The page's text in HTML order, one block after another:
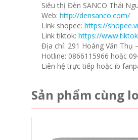
Siêu thị Đèn SANCO Thái
Web: http://densanco.com/
Link shopee: https://
Link tiktok: https://
Địa chỉ: 291 Hoàng Văn Thụ
Hotline: 0866115966 hoặc
Liên hệ trực tiếp hoặc ib
Sản phẩm cùng